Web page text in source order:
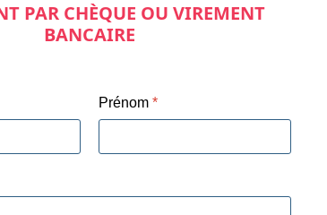
PAR CHÈQUE OU VIREMENT
BANCAIRE
Prénom*